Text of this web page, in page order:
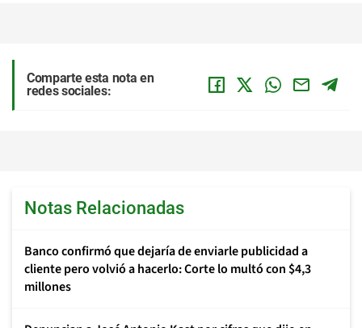
Comparte esta nota en
redes sociales:
Notas Relacionadas
Banco confirmó que dejaría de enviarle publicidad a
cliente pero volvió a hacerlo: Corte lo multó con $4,3
millones